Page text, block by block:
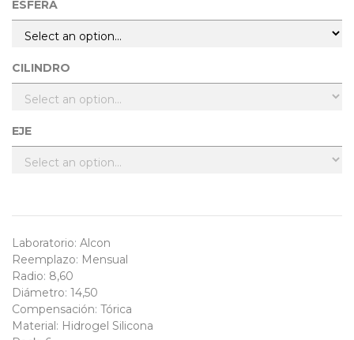
ESFERA
CILINDRO
EJE
Laboratorio: Alcon
Reemplazo: Mensual
Radio: 8,60
Diámetro: 14,50
Compensación: Tórica
Material : Hidrogel Silicona